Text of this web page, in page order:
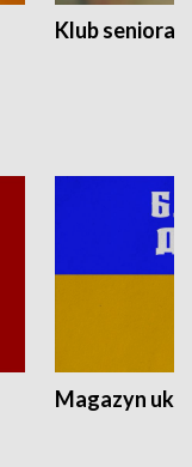
Klub seniora
Magazyn